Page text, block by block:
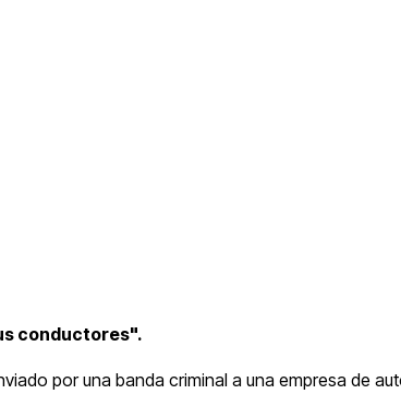
conductores".
por una banda criminal a una empresa de